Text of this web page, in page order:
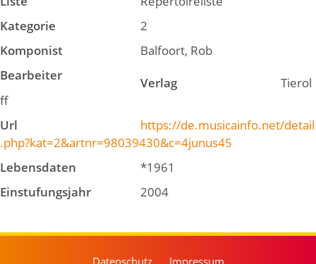
Kategorie
2
Komponist
Balfoort, Rob
Bearbeiter
Verlag
Tierol
ff
Url
https://de.musicainfo.net/detail
.php?kat=2&artnr=98039430&c=4junus45
Lebensdaten
*1961
Einstufungsjahr
2004
Datenschutz Impressum